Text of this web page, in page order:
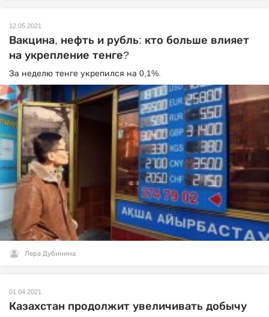
12.05.2021
Вакцина, нефть и рубль: кто больше влияет
на укрепление тенге?
За неделю тенге укрепился на 0,1%.
Лера Дубинина
01.04.2021
Казахстан продолжит увеличивать добычу